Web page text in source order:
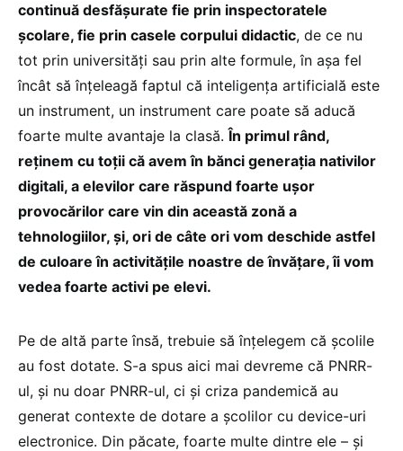
continuă desfășurate fie prin inspectoratele
școlare, fie prin casele corpului didactic, de ce nu
tot prin universități sau prin alte formule, în așa fel
încât să înțeleagă faptul că inteligența artificială este
un instrument, un instrument care poate să aducă
foarte multe avantaje la clasă.În primul rând,
reținem cu toții că avem în bănci generația nativilor
digitali, a elevilor care răspund foarte ușor
provocărilor care vin din această zonă a
tehnologiilor, și, ori de câte ori vom deschide astfel
de culoare în activitățile noastre de învățare, îi vom
vedea foarte activi pe elevi.
Pe de altă parte însă, trebuie să înțelegem că școlile
au fost dotate. S-a spus aici mai devreme că PNRR-
ul, și nu doar PNRR-ul, ci și criza pandemică au
generat contexte de dotare a școlilor cu device-uri
electronice. Din păcate, foarte multe dintre ele – și